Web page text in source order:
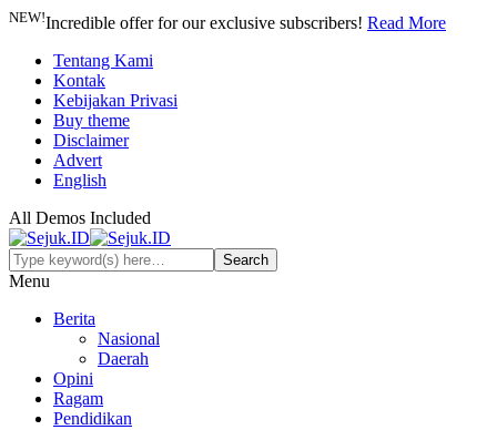
NEW!Incredible offer for our exclusive subscribers! Read More
Tentang Kami
Kontak
Kebijakan Privasi
Buy theme
Disclaimer
Advert
English
All Demos Included
Menu
Berita
Nasional
Daerah
Opini
Ragam
Pendidikan